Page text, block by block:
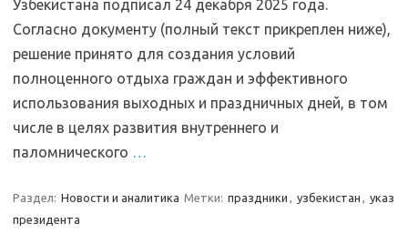
Узбекистана подписал 24 декабря 2025 года.
Согласно документу (полный текст прикреплен ниже),
решение принято для создания условий
полноценного отдыха граждан и эффективного
использования выходных и праздничных дней, в том
числе в целях развития внутреннего и
паломнического …
Раздел: Новости и аналитика Метки: праздники , узбекистан , указ
президента